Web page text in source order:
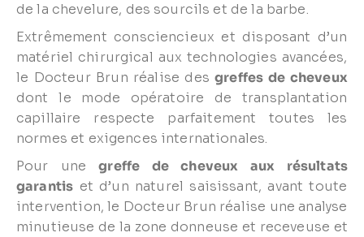
de la chevelure, des sourcils et de la barbe.
Extrêmement consciencieux et disposant d’un
matériel chirurgical aux technologies avancées,
le Docteur Brun réalise desgreffes de cheveux
dont le mode opératoire de transplantation
capillaire respecte parfaitement toutes les
normes et exigences internationales.
Pour unegreffe de cheveux aux résultats
garantis et d’un naturel saisissant, avant toute
intervention, le Docteur Brun réalise une analyse
minutieuse de la zone donneuse et receveuse et